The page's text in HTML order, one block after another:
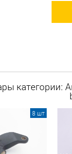
категории:
8 шт